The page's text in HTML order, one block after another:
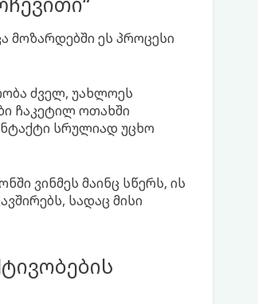
მოზარდებში ეს პროცესი
ძველ, უახლოეს
ჩაკეტილ ოთახში
სრულიად უცხო
ვინმეს მაინც სწერს, ის
სადაც მისი